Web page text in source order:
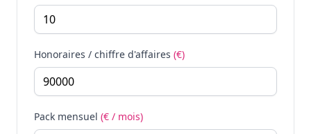
Honoraires / chiffre d'affaires (€)
Pack mensuel (€ / mois)